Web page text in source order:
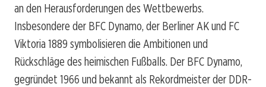
an den Herausforderungen des Wettbewerbs.
Insbesondere der BFC Dynamo, der Berliner AK und FC
Viktoria 1889 symbolisieren die Ambitionen und
Rückschläge des heimischen Fußballs. Der BFC Dynamo,
gegründet 1966 und bekannt als Rekordmeister der DDR-